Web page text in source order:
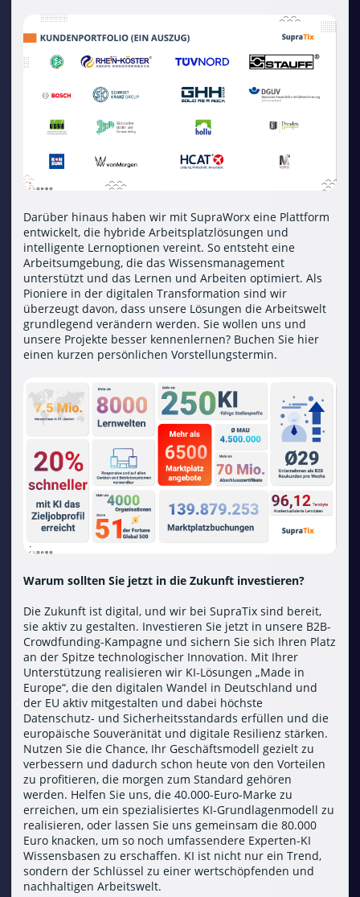
Darüber hinaus haben wir mit SupraWorx eine Plattform
entwickelt, die hybride Arbeitsplatzlösungen und
intelligente Lernoptionen vereint. So entsteht eine
Arbeitsumgebung, die das Wissensmanagement
unterstützt und das Lernen und Arbeiten optimiert. Als
Pioniere in der digitalen Transformation sind wir
überzeugt davon, dass unsere Lösungen die Arbeitswelt
grundlegend verändern werden. Sie wollen uns und
unsere Projekte besser kennenlernen? Buchen Sie hier
einen kurzen persönlichen Vorstellungstermin.
Warum sollten Sie jetzt in die Zukunft investieren?
Die Zukunft ist digital, und wir bei SupraTix sind bereit,
sie aktiv zu gestalten. Investieren Sie jetzt in unsere B2B-
Crowdfunding-Kampagne und sichern Sie sich Ihren Platz
an der Spitze technologischer Innovation. Mit Ihrer
Unterstützung realisieren wir KI-Lösungen „Made in
Europe“, die den digitalen Wandel in Deutschland und
der EU aktiv mitgestalten und dabei höchste
Datenschutz- und Sicherheitsstandards erfüllen und die
europäische Souveränität und digitale Resilienz stärken.
Nutzen Sie die Chance, Ihr Geschäftsmodell gezielt zu
verbessern und dadurch schon heute von den Vorteilen
zu profitieren, die morgen zum Standard gehören
werden. Helfen Sie uns, die 40.000-Euro-Marke zu
erreichen, um ein spezialisiertes KI-Grundlagenmodell zu
realisieren, oder lassen Sie uns gemeinsam die 80.000
Euro knacken, um so noch umfassendere Experten-KI
Wissensbasen zu erschaffen. KI ist nicht nur ein Trend,
sondern der Schlüssel zu einer wertschöpfenden und
nachhaltigen Arbeitswelt.